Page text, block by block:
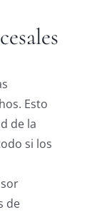
Esto
de la
si los
de